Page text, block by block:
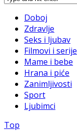
Doboj
Zdravlje
Seks i ljubav
Filmovi i serije
Mame i bebe
Hrana i piće
Zanimljivosti
Sport
Ljubimci
Top